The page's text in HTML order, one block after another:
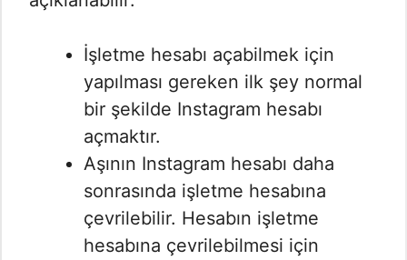
İşletme hesabı açabilmek için
yapılması gereken ilk şey normal
bir şekilde Instagram hesabı
açmaktır.
Aşının Instagram hesabı daha
sonrasında işletme hesabına
çevrilebilir. Hesabın işletme
hesabına çevrilebilmesi için